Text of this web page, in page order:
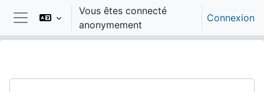
Passer au contenu principal
Panneau latéral
Vous êtes connecté
anonymement
Connexion